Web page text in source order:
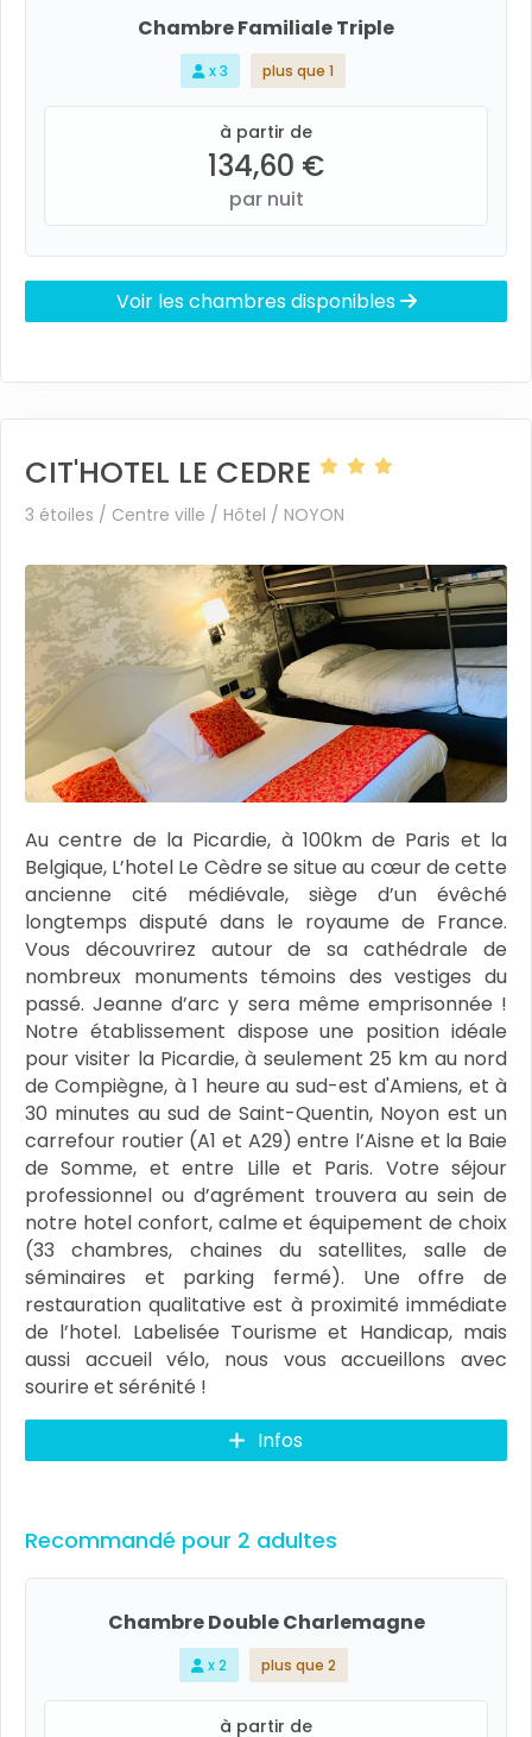
Chambre Familiale Triple
x 3 plus que 1
à partir de
134,60 €
par nuit
Voir les chambres disponibles
CIT'HOTEL LE CEDRE
3 étoiles / Centre ville / Hôtel / NOYON
Au centre de la Picardie, à 100km de Paris et la
Belgique, L’hotel Le Cèdre se situe au cœur de cette
ancienne cité médiévale, siège d’un évêché
longtemps disputé dans le royaume de France.
Vous découvrirez autour de sa cathédrale de
nombreux monuments témoins des vestiges du
passé. Jeanne d’arc y sera même emprisonnée !
Notre établissement dispose une position idéale
pour visiter la Picardie, à seulement 25 km au nord
de Compiègne, à 1 heure au sud-est d'Amiens, et à
30 minutes au sud de Saint-Quentin, Noyon est un
carrefour routier (A1 et A29) entre l’Aisne et la Baie
de Somme, et entre Lille et Paris. Votre séjour
professionnel ou d’agrément trouvera au sein de
notre hotel confort, calme et équipement de choix
(33 chambres, chaines du satellites, salle de
séminaires et parking fermé). Une offre de
restauration qualitative est à proximité immédiate
de l’hotel. Labelisée Tourisme et Handicap, mais
aussi accueil vélo, nous vous accueillons avec
sourire et sérénité !
Infos
Recommandé pour 2 adultes
Chambre Double Charlemagne
x 2 plus que 2
à partir de